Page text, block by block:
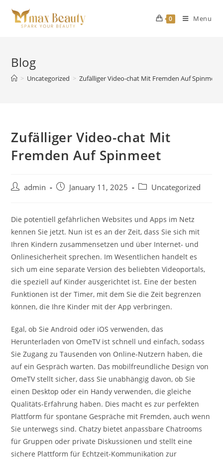
content
0 Menu
Blog
> Uncategorized > Zufälliger Video-chat Mit Fremden Auf Spinmeet
Zufälliger Video-chat Mit
Fremden Auf Spinmeet
Postadmin
PostJanuary 11, 2025
PostUncategorized
Die potentiell gefährlichen Websites und Apps im Netz
kennen Sie jetzt. Nun ist es an der Zeit, dass Sie sich mit
Ihren Kindern zusammensetzen und über Internet- und
Onlinesicherheit sprechen. Im Wesentlichen handelt es
sich um eine separate Version des beliebten Videoportals,
die speziell auf Kinder ausgerichtet ist. Eine der besten
Funktionen ist der Timer, mit dem Sie die Zeit begrenzen
können, die Ihre Kinder mit der App verbringen.
Egal, ob Sie Android oder iOS verwenden, das
Herunterladen von OmeTV ist schnell und einfach, sodass
Sie Zugang zu Tausenden von Online-Nutzern haben, die
auf ein Gespräch warten. Das mobilfreundliche Design von
OmeTV stellt sicher, dass Sie unabhängig davon, ob Sie
einen Desktop oder ein Handy verwenden, die gleiche
Qualitäts-Erfahrung haben. Dies macht es zur perfekten
Plattform für spontane Gespräche mit Fremden, auch wenn
Sie unterwegs sind. Chatzy bietet anpassbare Chatrooms
für Gruppen oder private Diskussionen und stellt eine
sichere Plattform für Echtzeit-Kommunikation zur